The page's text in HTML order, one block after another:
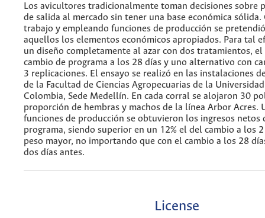
Los avicultores tradicionalmente toman decisiones sobre
de salida al mercado sin tener una base económica sólida.
trabajo y empleando funciones de producción se
aquellos los elementos económicos apropiados. Para tal
un diseño completamente al azar con dos tratamientos,
cambio de programa a los 28 días y uno alternativo con
3 replicaciones. El ensayo se realizó en las instalaciones
de la Facultad de Ciencias Agropecuarias de la
Colombia, Sede Medellín. En cada corral se alojaron 30
proporción de hembras y machos de la línea Arbor Acres.
funciones de producción se obtuvieron los ingresos netos
programa, siendo superior en un 12% el del cambio a los
peso mayor, no importando que con el cambio a los 28
dos días antes.
License